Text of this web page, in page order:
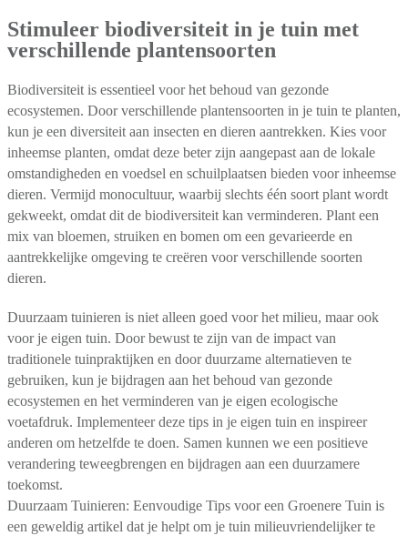
Stimuleer biodiversiteit in je tuin met
verschillende plantensoorten
Biodiversiteit is essentieel voor het behoud van gezonde
ecosystemen. Door verschillende plantensoorten in je tuin te planten,
kun je een diversiteit aan insecten en dieren aantrekken. Kies voor
inheemse planten, omdat deze beter zijn aangepast aan de lokale
omstandigheden en voedsel en schuilplaatsen bieden voor inheemse
dieren. Vermijd monocultuur, waarbij slechts één soort plant wordt
gekweekt, omdat dit de biodiversiteit kan verminderen. Plant een
mix van bloemen, struiken en bomen om een gevarieerde en
aantrekkelijke omgeving te creëren voor verschillende soorten
dieren.
Duurzaam tuinieren is niet alleen goed voor het milieu, maar ook
voor je eigen tuin. Door bewust te zijn van de impact van
traditionele tuinpraktijken en door duurzame alternatieven te
gebruiken, kun je bijdragen aan het behoud van gezonde
ecosystemen en het verminderen van je eigen ecologische
voetafdruk. Implementeer deze tips in je eigen tuin en inspireer
anderen om hetzelfde te doen. Samen kunnen we een positieve
verandering teweegbrengen en bijdragen aan een duurzamere
toekomst.
Duurzaam Tuinieren: Eenvoudige Tips voor een Groenere Tuin is
een geweldig artikel dat je helpt om je tuin milieuvriendelijker te